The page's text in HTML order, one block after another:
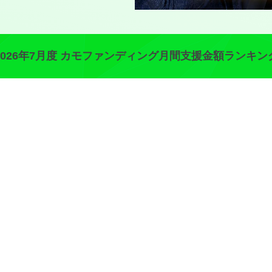
年7月度 カモファンディング月間支援金額ランキン